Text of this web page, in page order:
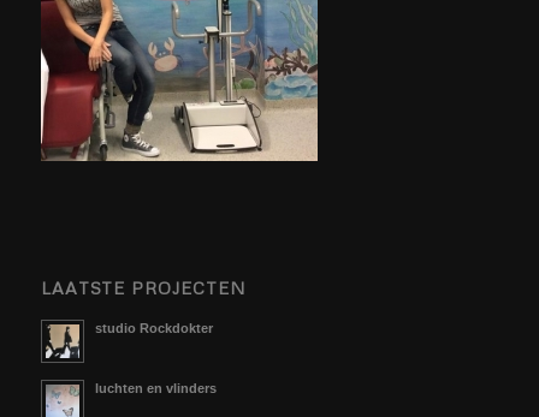
LAATSTE PROJECTEN
studio Rockdokter
luchten en vlinders